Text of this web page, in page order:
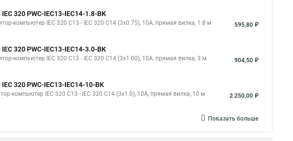
320 PWC-IEC13-IEC14-1.8-BK
компьютер IEC 320 C13 - IEC 320 C14 (3x0.75), 10A, прямая вилка, 1.8 м 595,80 ₽
320 PWC-IEC13-IEC14-3.0-BK
компьютер IEC 320 C13 - IEC 320 C14 (3x1.00), 10A, прямая вилка, 3 м 904,50 ₽
320 PWC-IEC13-IEC14-10-BK
компьютер IEC 320 C13 - IEC 320 C14 (3x1.0), 10A, прямая вилка, 10 м 2 250,00 ₽
Показать больше